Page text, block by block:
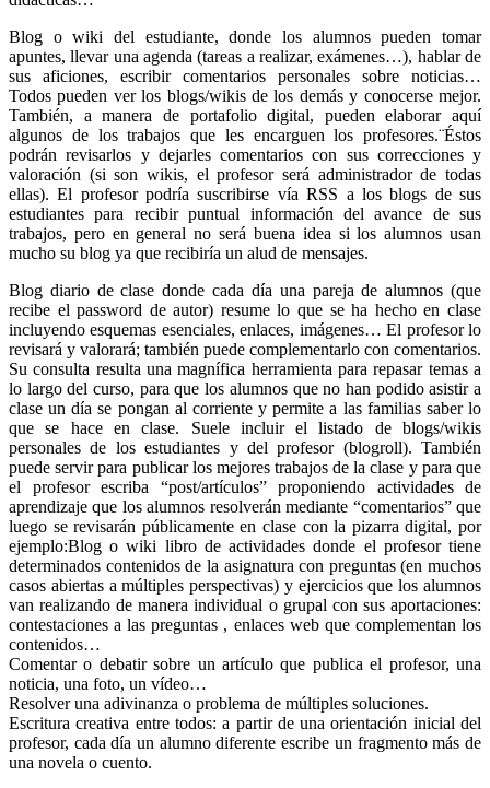
Blog o wiki del estudiante, donde los alumnos pueden tomar
apuntes, llevar una agenda (tareas a realizar, exámenes…), hablar de
sus aficiones, escribir comentarios personales sobre noticias…
Todos pueden ver los blogs/wikis de los demás y conocerse mejor.
También, a manera de portafolio digital, pueden elaborar aquí
algunos de los trabajos que les encarguen los profesores.¨Éstos
podrán revisarlos y dejarles comentarios con sus correcciones y
valoración (si son wikis, el profesor será administrador de todas
ellas). El profesor podría suscribirse vía RSS a los blogs de sus
estudiantes para recibir puntual información del avance de sus
trabajos, pero en general no será buena idea si los alumnos usan
mucho su blog ya que recibiría un alud de mensajes.
Blog diario de clase donde cada día una pareja de alumnos (que
recibe el password de autor) resume lo que se ha hecho en clase
incluyendo esquemas esenciales, enlaces, imágenes… El profesor lo
revisará y valorará; también puede complementarlo con comentarios.
Su consulta resulta una magnífica herramienta para repasar temas a
lo largo del curso, para que los alumnos que no han podido asistir a
clase un día se pongan al corriente y permite a las familias saber lo
que se hace en clase. Suele incluir el listado de blogs/wikis
personales de los estudiantes y del profesor (blogroll). También
puede servir para publicar los mejores trabajos de la clase y para que
el profesor escriba “post/artículos” proponiendo actividades de
aprendizaje que los alumnos resolverán mediante “comentarios” que
luego se revisarán públicamente en clase con la pizarra digital, por
ejemplo:Blog o wiki libro de actividades donde el profesor tiene
determinados contenidos de la asignatura con preguntas (en muchos
casos abiertas a múltiples perspectivas) y ejercicios que los alumnos
van realizando de manera individual o grupal con sus aportaciones:
contestaciones a las preguntas , enlaces web que complementan los
contenidos…
Comentar o debatir sobre un artículo que publica el profesor, una
noticia, una foto, un vídeo…
Resolver una adivinanza o problema de múltiples soluciones.
Escritura creativa entre todos: a partir de una orientación inicial del
profesor, cada día un alumno diferente escribe un fragmento más de
una novela o cuento.